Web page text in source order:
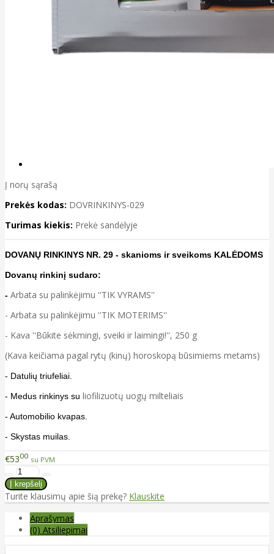
Į norų sąrašą
Prekės kodas: DOVRINKINYS-029
Turimas kiekis: Prekė sandėlyje
DOVANŲ RINKINYS NR. 29 - skanioms ir sveikoms KALĖDOMS
Dovanų rinkinį sudaro:
- Arbata su palinkėjimu ''TIK VYRAMS''
- Arbata su palinkėjimu ''TIK MOTERIMS''
- Kava ''Būkite sėkmingi, sveiki ir laimingi!'', 250 g
(Kava keičiama pagal rytų (kinų) horoskopą būsimiems metams)
- Datulių triufeliai.
- Medus rinkinys su liofilizuotų uogų milteliais
- Automobilio kvapas.
- Skystas muilas.
€5300 su PVM
Turite klausimų apie šią prekę? Klauskite
Aprašymas
(0) Atsiliepimai